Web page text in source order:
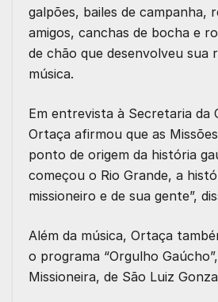
galpões, bailes de campanha,
amigos, canchas de bocha e
de chão que desenvolveu sua
música.
Em entrevista à Secretaria da
Ortaça afirmou que as
ponto de origem da história
começou o Rio Grande, a
missioneiro e de sua gente”,
Além da música, Ortaça
o programa “Orgulho
Missioneira, de São Luiz